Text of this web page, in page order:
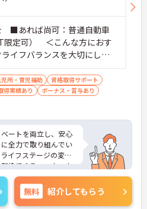
■あれば尚可：普通自動車
限定可） ＜こんな方におす
イフバランスを大切にした
、入居者様それぞれに合わ
アを提供したい方、これま
のご経験を有効に活用した
所・育児補助
資格取得サポート
得実績あり
ボーナス・賞与あり
ートを両立し、安心
全力で取り組んでい
イフステージの変化
換できるワークスタ
き続けられる仕組み
10万円まで補助する
無料 紹介してもらう